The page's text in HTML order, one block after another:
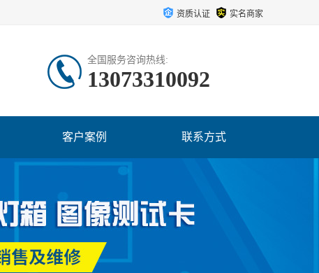
资质认证 实名商家
全国服务咨询热线:
13073310092
客户案例 联系方式